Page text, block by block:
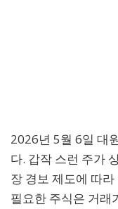
2026년 5월 6일 대
다. 갑작 스런 주가
장 경보 제도에 따
필요한 주식은 거래